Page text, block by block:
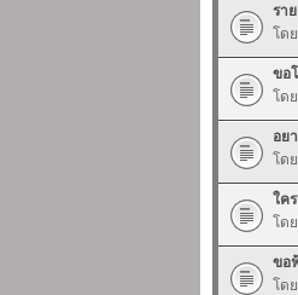
รา
โดย
ขอ
โดย
อย
โดย
ใค
โดย
ขอ
โดย